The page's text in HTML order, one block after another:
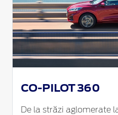
CO-PILOT 360
De la străzi aglomerate